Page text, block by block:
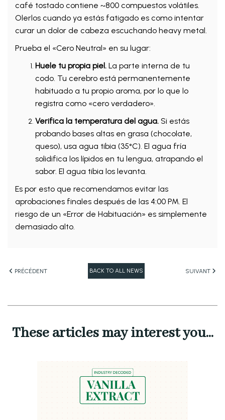
café tostado contiene ~800 compuestos volátiles.
Olerlos cuando ya estás fatigado es como intentar
curar un dolor de cabeza escuchando heavy metal.
Prueba el «Cero Neutral» en su lugar:
Huele tu propia piel. La parte interna de tu
codo. Tu cerebro está permanentemente
habituado a tu propio aroma, por lo que lo
registra como «cero verdadero».
Verifica la temperatura del agua. Si estás
probando bases altas en grasa (chocolate,
queso), usa agua tibia (35°C). El agua fría
solidifica los lípidos en tu lengua, atrapando el
sabor. El agua tibia los levanta.
Es por esto que recomendamos evitar las
aprobaciones finales después de las 4:00 PM. El
riesgo de un «Error de Habituación» es simplemente
demasiado alto.
PRÉCÉDENT BACK TO ALL NEWS SUIVANT
These articles may interest you...